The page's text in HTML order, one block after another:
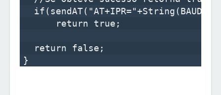
      return true;
  return false;